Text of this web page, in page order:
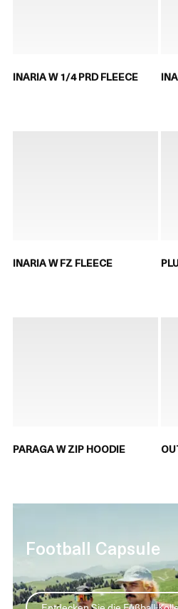
INARIA W 1/4 PRD FLEECE
INARIA W FZ FLEECE
PARAGA W ZIP HOODIE
Football Capsule